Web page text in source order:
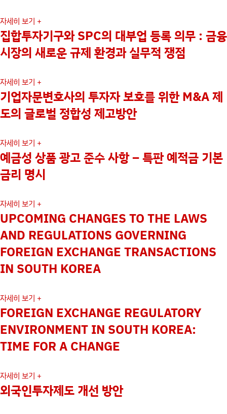
자세히 보기 +
집합투자기구와 SPC의 대부업 등록 의무 : 금융
시장의 새로운 규제 환경과 실무적 쟁점
자세히 보기 +
기업자문변호사의 투자자 보호를 위한 M&A 제
도의 글로벌 정합성 제고방안
자세히 보기 +
예금성 상품 광고 준수 사항 – 특판 예적금 기본
금리 명시
자세히 보기 +
UPCOMING CHANGES TO THE LAWS
AND REGULATIONS GOVERNING
FOREIGN EXCHANGE TRANSACTIONS
IN SOUTH KOREA
자세히 보기 +
FOREIGN EXCHANGE REGULATORY
ENVIRONMENT IN SOUTH KOREA:
TIME FOR A CHANGE
자세히 보기 +
외국인투자제도 개선 방안